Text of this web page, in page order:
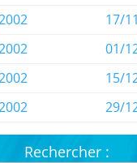
17/
01/
15/
29/
Rechercher :